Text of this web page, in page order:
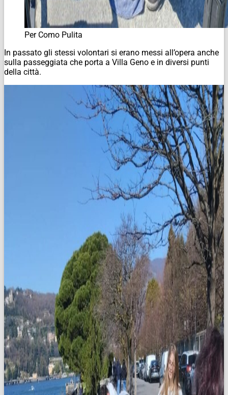
Per Como Pulita
In passato gli stessi volontari si erano messi all’opera anche
sulla passeggiata che porta a Villa Geno e in diversi punti
della città.